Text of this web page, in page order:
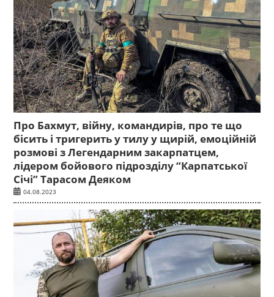
Про Бахмут, війну, командирів, про те що
бісить і тригерить у тилу у щирій, емоційній
розмові з Легендарним закарпатцем,
лідером бойового підрозділу “Карпатської
Січі” Тарасом Деяком
04.08.2023